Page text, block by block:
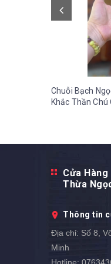
Chuỗi Bạch
Khắc Thần Chú
Cửa
Thừa
Thông tin
Địa chỉ: Số 8,
Minh
Hotline: